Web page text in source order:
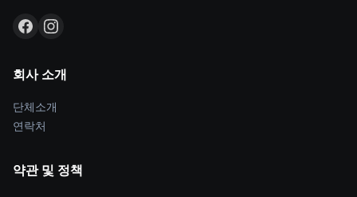
회사 소개
단체소개
연락처
약관 및 정책